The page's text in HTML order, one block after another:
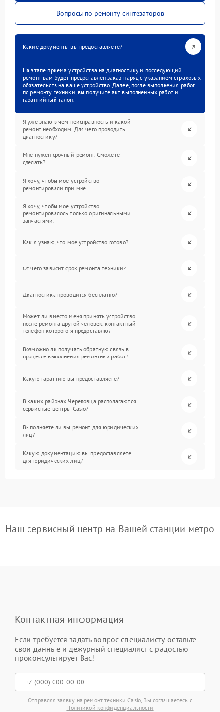
Вопросы по ремонту синтезаторов
Какие документы вы предоставляете?
На этапе приема устройства на диагностику и последующий
ремонт вам будет предоставлен заказ-наряд с указанием страховых
обязательств на ваше устройство. Далее, после выполнения работ
по ремонту техники, вы получите акт выполненных работ и
гарантийный талон.
Я уже знаю в чем неисправность и какой
ремонт необходим. Для чего проводить
диагностику?
Мне нужен срочный ремонт. Сможете
сделать?
Я хочу, чтобы мое устройство
ремонтировали при мне.
Я хочу, чтобы мое устройство
ремонтировалось только оригинальными
запчастями.
Как я узнаю, что мое устройство готово?
От чего зависит срок ремонта техники?
Диагностика проводится бесплатно?
Может ли вместо меня принять устройство
после ремонта другой человек, контактный
телефон которого я предоставлю?
Возможно ли получать обратную связь в
процессе выполнения ремонтных работ?
Какую гарантию вы предоставляете?
В каких районах Череповца располагаются
сервисные центры Casio?
Выполняете ли вы ремонт для юридических
лиц?
Какую документацию вы предоставляете
для юридических лиц?
Наш сервисный центр на Вашей станции метро
Контактная информация
Если требуется задать вопрос специалисту, оставьте
свои данные и дежурный специалист с радостью
проконсультирует Вас!
Отправляя заявку на ремонт техники Casio, Вы соглашаетесь с
Политикой конфиденциальности